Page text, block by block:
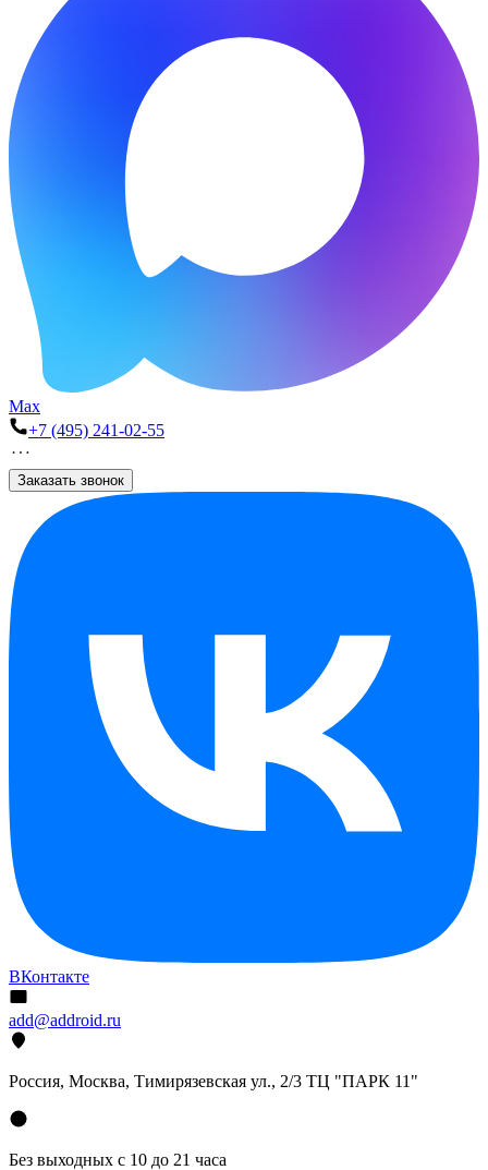
Max
+7 (495) 241-02-55
Заказать звонок
ВКонтакте
add@addroid.ru
Россия, Москва, Тимирязевская ул., 2/3 ТЦ "ПАРК 11"
Без выходных с 10 до 21 часа